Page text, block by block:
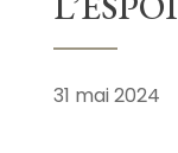
31 mai 2024